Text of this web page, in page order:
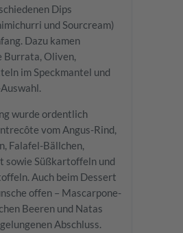
Dips
und Sourcream)
Dazu kamen
Burrata, Oliven,
im Speckmantel und
wurde ordentlich
vom Angus-Rind,
Falafel-Bällchen,
sowie Süßkartoffeln und
Auch beim Dessert
offen – Mascarpone-
Beeren und Natas
Abschluss.